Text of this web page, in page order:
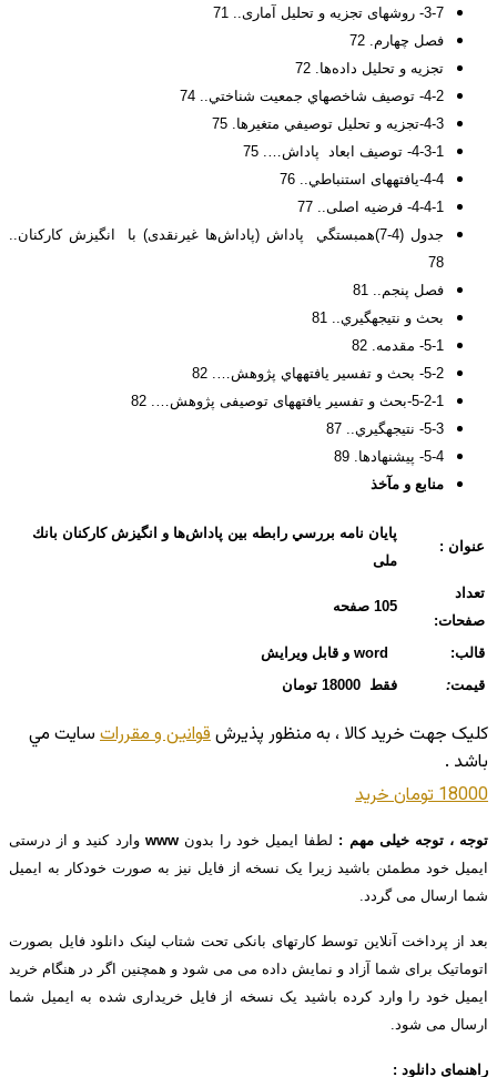
3-7- روشهای تجزیه و تحلیل آماری.. 71
فصل چهارم. 72
تجزیه و تحلیل داده‌ها. 72
4-2- توصيف شاخصهاي جمعيت شناختي.. 74
4-3-تجزيه و تحليل توصيفي متغيرها. 75
4-3-1- توصیف ابعاد پاداش…. 75
4-4-یافتههای استنباطي.. 76
4-4-1- فرضیه اصلی.. 77
جدول (4-7)همبستگي پاداش (پاداش‌ها غیرنقدی) با انگیزش کارکنان..
78
فصل پنجم.. 81
بحث و نتيجهگيري.. 81
5-1- مقدمه. 82
5-2- بحث و تفسير يافتههاي پژوهش…. 82
5-2-1-بحث و تفسیر یافتههای توصیفی پژوهش…. 82
5-3- نتيجهگيري.. 87
5-4- پیشنهادها. 89
منابع و مآخذ
عنوان :
پایان نامه بررسي رابطه بين پاداش‌ها و انگيزش كاركنان بانك
ملی
تعداد
صفحات:
105 صفحه
قالب:
قیمت: فقط 18000 تومان
کليک جهت خريد کالا ، به منظور پذيرشقوانين و مقررات سايت مي
باشد .
18000 تومان
خريد
توجه ، توجه خیلی مهم : لطفا ایمیل خود را بدون www
وارد کنید و از درستی
ایمیل خود مطمئن باشید زیرا یک نسخه از فایل نیز به صورت خودکار به ایمیل
شما ارسال می گردد.
بعد از پرداخت آنلاین توسط کارتهای بانکی تحت شتاب لینک دانلود فایل بصورت
اتوماتیک برای شما آزاد و نمایش داده می می شود و همچنین اگر در هنگام خرید
ایمیل خود را وارد کرده باشید یک نسخه از فایل خریداری شده به ایمیل شما
ارسال می شود.
راهنمای دانلود :